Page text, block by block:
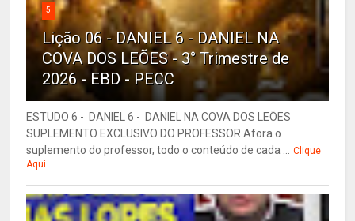
5
Lição 06 - DANIEL 6 - DANIEL NA
COVA DOS LEÕES - 3° Trimestre de
2026 - EBD - PECC
ESTUDO 6 - DANIEL 6 - DANIEL NA COVA DOS LEÕES
SUPLEMENTO EXCLUSIVO DO PROFESSOR Afora o
suplemento do professor, todo o conteúdo de cada ... Clique
Aqui